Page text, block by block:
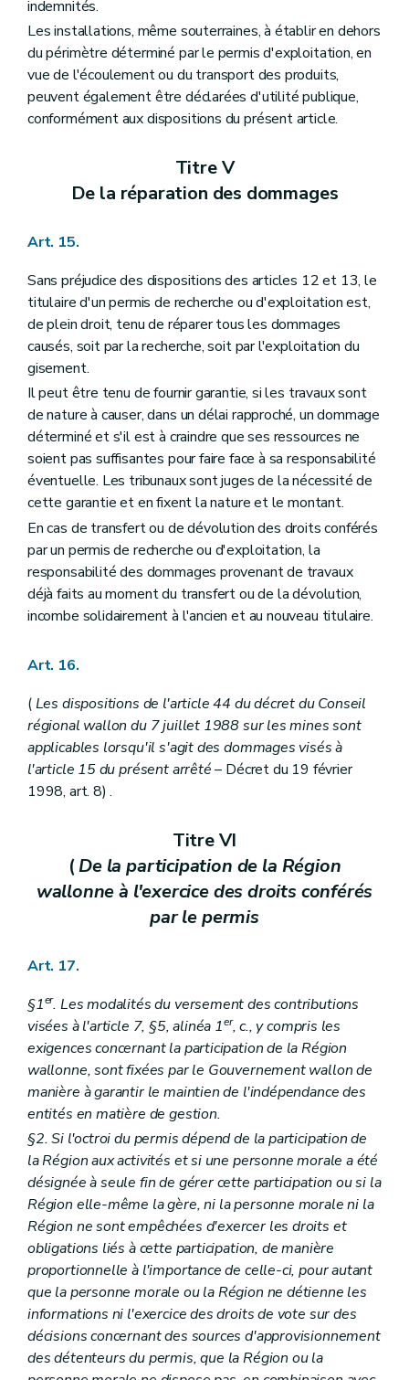
indemnités.
Les installations, même souterraines, à établir en dehors
du périmètre déterminé par le permis d'exploitation, en
vue de l'écoulement ou du transport des produits,
peuvent également être déclarées d'utilité publique,
conformément aux dispositions du présent article.
Titre V
De la réparation des dommages
Art. 15.
Sans préjudice des dispositions des articles 12 et 13, le
titulaire d'un permis de recherche ou d'exploitation est,
de plein droit, tenu de réparer tous les dommages
causés, soit par la recherche, soit par l'exploitation du
gisement.
Il peut être tenu de fournir garantie, si les travaux sont
de nature à causer, dans un délai rapproché, un dommage
déterminé et s'il est à craindre que ses ressources ne
soient pas suffisantes pour faire face à sa responsabilité
éventuelle. Les tribunaux sont juges de la nécessité de
cette garantie et en fixent la nature et le montant.
En cas de transfert ou de dévolution des droits conférés
par un permis de recherche ou d'exploitation, la
responsabilité des dommages provenant de travaux
déjà faits au moment du transfert ou de la dévolution,
incombe solidairement à l'ancien et au nouveau titulaire.
Art. 16.
(Les dispositions de l'article 44 du décret du Conseil
régional wallon du 7 juillet 1988 sur les mines sont
applicables lorsqu'il s'agit des dommages visés à
l'article 15 du présent arrêté– Décret du 19 février
1998, art. 8) .
Titre VI
(De la participation de la Région
wallonne à l'exercice des droits conférés
par le permis
Art. 17.
§1er. Les modalités du versement des contributions
visées à l'article 7, §5, alinéa 1er, c., y compris les
exigences concernant la participation de la Région
wallonne, sont fixées par le Gouvernement wallon de
manière à garantir le maintien de l'indépendance des
entités en matière de gestion.
§2. Si l'octroi du permis dépend de la participation de
la Région aux activités et si une personne morale a été
désignée à seule fin de gérer cette participation ou si la
Région elle-même la gère, ni la personne morale ni la
Région ne sont empêchées d'exercer les droits et
obligations liés à cette participation, de manière
proportionnelle à l'importance de celle-ci, pour autant
que la personne morale ou la Région ne détienne les
informations ni l'exercice des droits de vote sur des
décisions concernant des sources d'approvisionnement
des détenteurs du permis, que la Région ou la